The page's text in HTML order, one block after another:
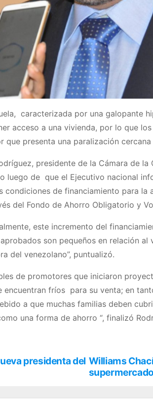
caracterizada por una galopante
acceso a una vivienda, por lo que
presenta una paralización cercana
presidente de la Cámara de
luego de que el Ejecutivo nacional
de financiamiento para la
del Fondo de Ahorro Obligatorio y
este incremento del
son pequeños en relación
del venezolano”, puntualizó.
de promotores que iniciaron
encuentran fríos para su venta; en
a que muchas familias deben
una forma de ahorro “, finalizó
Williams
presidenta del